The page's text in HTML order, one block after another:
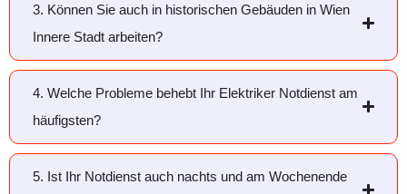
3. Können Sie auch in historischen Gebäuden in Wien
Innere Stadt arbeiten?
4. Welche Probleme behebt Ihr Elektriker Notdienst am
häufigsten?
5. Ist Ihr Notdienst auch nachts und am Wochenende